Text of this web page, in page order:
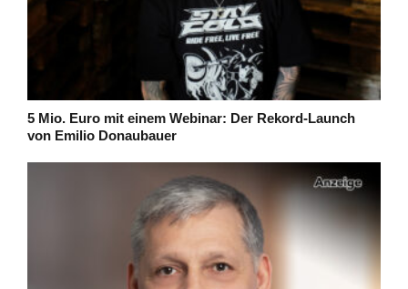
5 Mio. Euro mit einem Webinar: Der Rekord-Launch
von Emilio Donaubauer